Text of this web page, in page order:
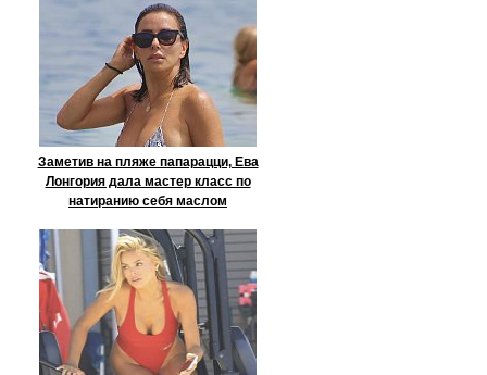
Заметив на пляже папарацци, Ева
Лонгория дала мастер класс по
натиранию себя маслом